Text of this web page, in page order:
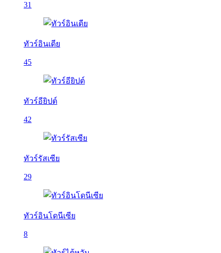
31
ทัวร์อินเดีย
45
ทัวร์อียิปต์
42
ทัวร์รัสเซีย
29
ทัวร์อินโดนีเซีย
8